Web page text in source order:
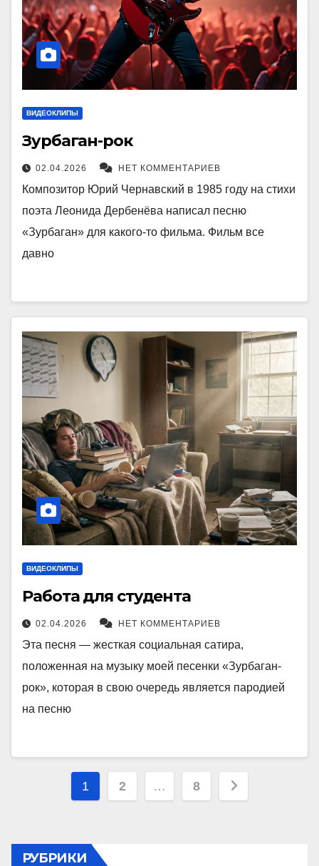
ВИДЕОКЛИПЫ
Зурбаган-рок
02.04.2026 НЕТ КОММЕНТАРИЕВ
Композитор Юрий Чернавский в 1985 году на стихи
поэта Леонида Дербенёва написал песню
«Зурбаган» для какого-то фильма. Фильм все
давно
ВИДЕОКЛИПЫ
Работа для студента
02.04.2026 НЕТ КОММЕНТАРИЕВ
Эта песня — жесткая социальная сатира,
положенная на музыку моей песенки «Зурбаган-
рок», которая в свою очередь является пародией
на песню
Пагинация
1 2 … 8
РУБРИКИ